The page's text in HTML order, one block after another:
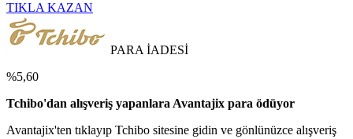
TIKLA KAZAN
PARA İADESİ
%5,60
Tchibo'dan alışveriş yapanlara Avantajix para ödüyor
Avantajix'ten tıklayıp Tchibo sitesine gidin ve gönlünüzce alışveriş